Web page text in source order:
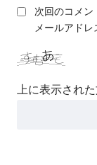
次回のコメン
メールアドレ
上に表示され